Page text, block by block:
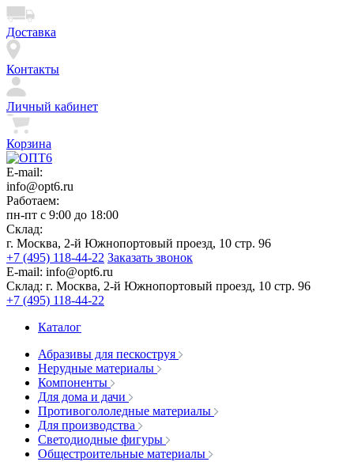
Доставка
Контакты
Личный кабинет
Корзина
E-mail:
info@opt6.ru
Работаем:
пн-пт с 9:00 до 18:00
Склад:
г. Москва, 2-й Южнопортовый проезд, 10 стр. 96
+7 (495) 118-44-22 Заказать звонок
E-mail: info@opt6.ru
Склад: г. Москва, 2-й Южнопортовый проезд, 10 стр. 96
+7 (495) 118-44-22
Каталог
Абразивы для пескоструя
Нерудные материалы
Компоненты
Для дома и дачи
Противогололедные материалы
Для производства
Светодиодные фигуры
Общестроительные материалы